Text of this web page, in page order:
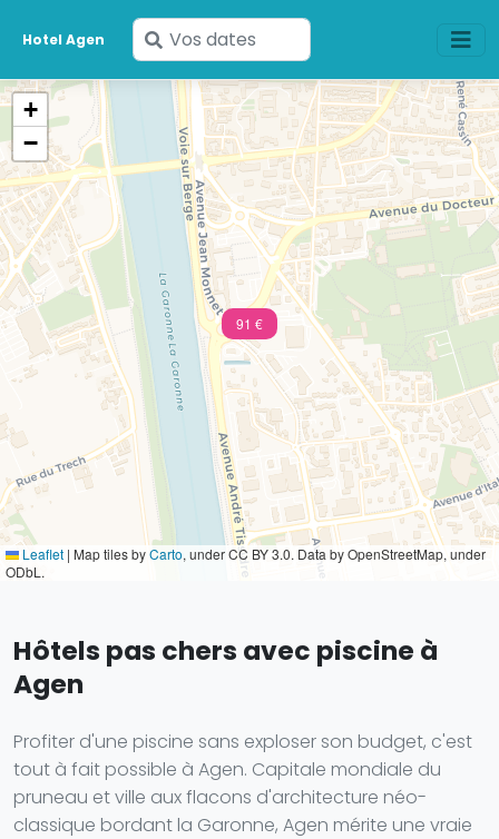
Hotel Agen
Saisissez
vos
dates
91 €
+
−
Leaflet | Map tiles byCarto, under CC BY 3.0. Data by OpenStreetMap, under
ODbL.
Hôtels pas chers avec piscine à
Agen
Profiter d'une piscine sans exploser son budget, c'est
tout à fait possible à Agen. Capitale mondiale du
pruneau et ville aux flacons d'architecture néo-
classique bordant la Garonne, Agen mérite une vraie